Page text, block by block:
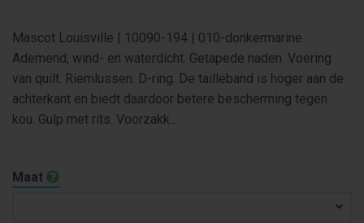
Mascot Louisville | 10090-194 | 010-donkermarine
Ademend, wind- en waterdicht. Getapede naden. Voering
van quilt. Riemlussen. D-ring. De tailleband is hoger aan de
achterkant en biedt daardoor betere bescherming tegen
kou. Gulp met rits. Voorzakk...
Maat